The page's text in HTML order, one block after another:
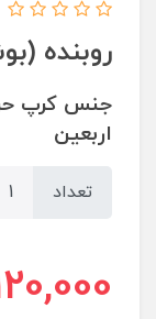
روبنده
جنس کرپ
اربعین
تعداد